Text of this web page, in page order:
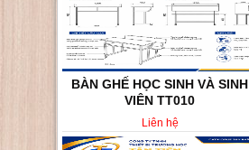
BÀN GHẾ HỌC SINH VÀ SINH
VIÊN TT010
Liên hệ